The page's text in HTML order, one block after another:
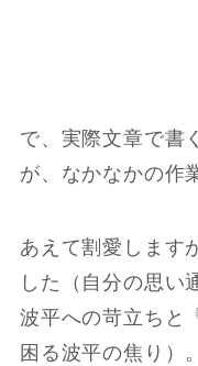
で、実際文章で書
が、なかなかの作
あえて割愛します
した（自分の思い
波平への苛立ちと
困る波平の焦り）。